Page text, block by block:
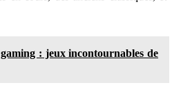
: jeux incontournables de